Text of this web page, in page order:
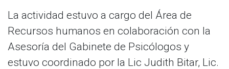
La actividad estuvo a cargo del Área de
Recursos humanos en colaboración con la
Asesoría del Gabinete de Psicólogos y
estuvo coordinado por la Lic Judith Bitar, Lic.